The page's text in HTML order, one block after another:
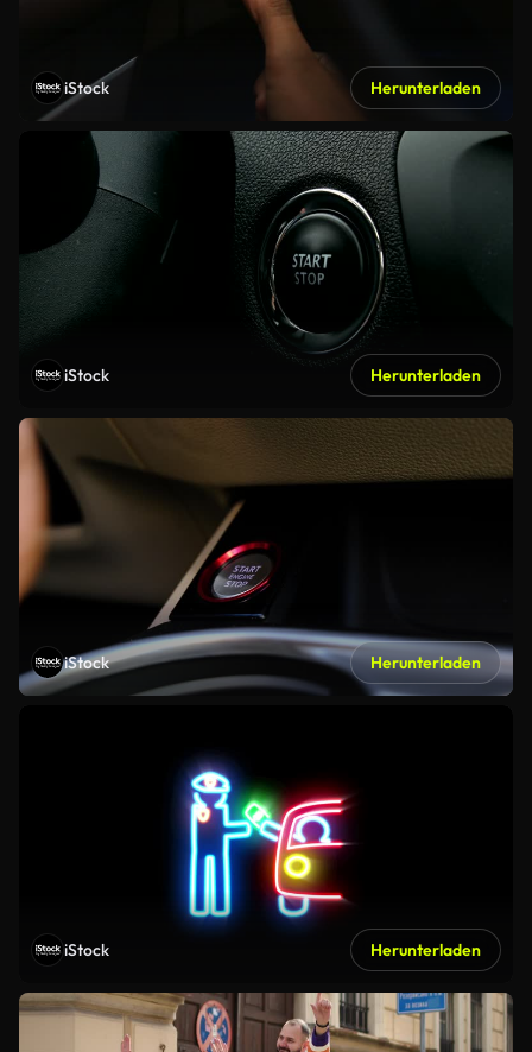
iStock Herunterladen
iStock Herunterladen
iStock Herunterladen
iStock Herunterladen